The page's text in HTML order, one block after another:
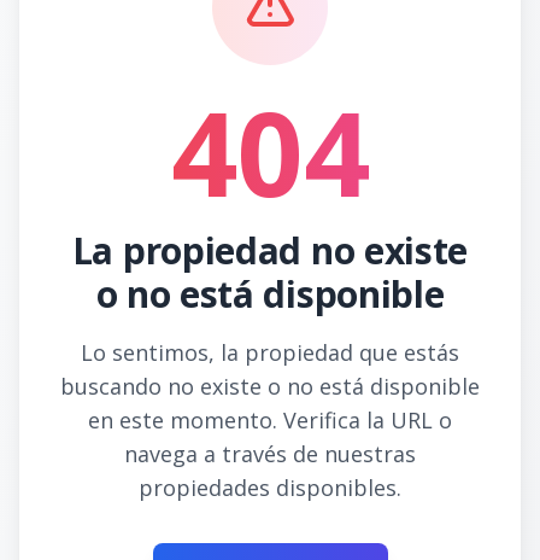
404
La propiedad no existe
o no está disponible
Lo sentimos, la propiedad que estás
buscando no existe o no está disponible
en este momento. Verifica la URL o
navega a través de nuestras
propiedades disponibles.